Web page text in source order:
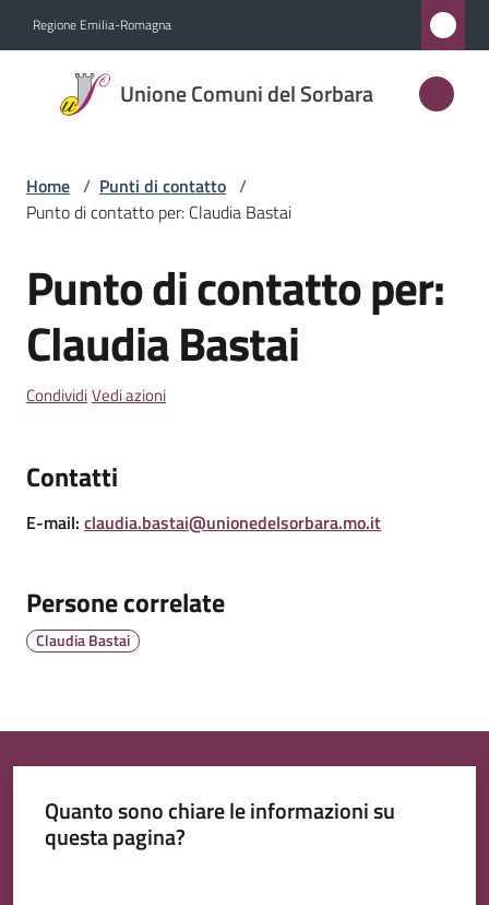
Regione Emilia-Romagna
Unione Comuni del Sorbara
Unione
Comuni
Sorbara
Amministrazione
Novità
Servizi
l'Unione
Tutti
gli
Home / Punti di contatto /
Punto di contatto per: Claudia Bastai
Salta al contenuto
Punto di contatto per:
Claudia Bastai
CondividiVedi azioni
Contatti
E-mail: claudia.bastai@unionedelsorbara.mo.it
Persone correlate
Claudia Bastai
Quanto sono chiare le informazioni su
questa pagina?